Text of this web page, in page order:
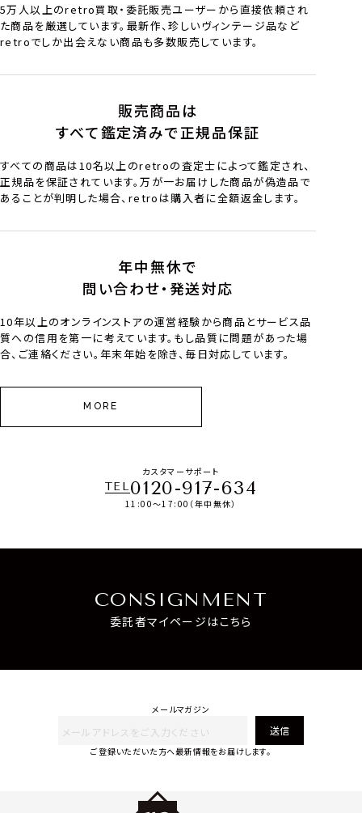
5万人以上のretro買取・委託販売ユーザーから直接依頼され
た商品を厳選しています。最新作、珍しいヴィンテージ品など
retroでしか出会えない商品も多数販売しています。
販売商品は
すべて鑑定済みで正規品保証
すべての商品は10名以上のretroの査定士によって鑑定され、
正規品を保証されています。万が一お届けした商品が偽造品で
あることが判明した場合、retroは購入者に全額返金します。
年中無休で
問い合わせ・発送対応
10年以上のオンラインストアの運営経験から商品とサービス品
質への信用を第一に考えています。もし品質に問題があった場
合、ご連絡ください。年末年始を除き、毎日対応しています。
MORE
カスタマーサポート
TEL0120-917-634
11:00～17:00（年中無休）
CONSIGNMENT
委託者マイページはこちら
メールマガジン
送信
ご登録いただいた方へ最新情報をお届けします。